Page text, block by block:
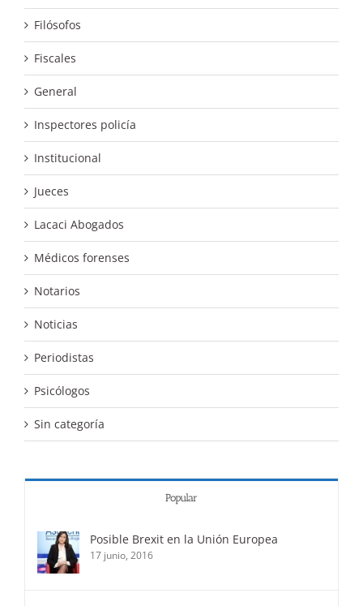
Filósofos
Fiscales
General
Inspectores policía
Institucional
Jueces
Lacaci Abogados
Médicos forenses
Notarios
Noticias
Periodistas
Psicólogos
Sin categoría
Popular
Posible Brexit en la Unión Europea
17 junio, 2016